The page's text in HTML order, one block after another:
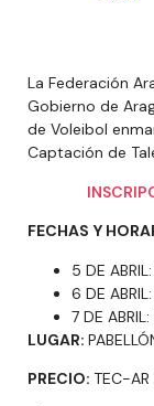
La Federación
Gobierno de
de Voleibol
Captación de
FECHAS Y
5 DE
6 DE
7 DE
LUGAR:
PRECIO: TEC-